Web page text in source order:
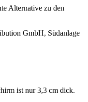
Alternative zu den
GmbH, Südanlage
ist nur 3,3 cm dick.